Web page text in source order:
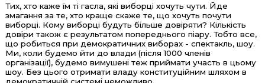
Тих, хто каже їм ті гасла, які виборці хочуть чути. Йде
змагання за те, хто краще скаже те, що хочуть почути
виборці. Кому виборці будуть більше довіряти? Кількість
довіри також є результатом попереднього піару. Тобто все,
що робиться при демократичних виборах - спектакль, шоу.
Ми, коли будемо йти до влади (після 1000 членів
організації), будемо вимушені теж приймати участь в цьому
шоу. Без цього отримати владу конституційним шляхом в